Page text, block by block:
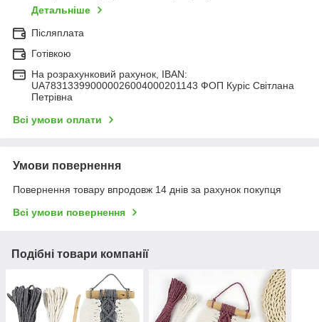
Детальніше
Післяплата
Готівкою
На розрахунковий рахунок, IBAN:
UA783133990000026004000201143 ФОП Куріс Світлана
Петрівна
Всі умови оплати
Умови повернення
Повернення товару впродовж 14 днів за рахунок покупця
Всі умови повернення
Подібні товари компанії